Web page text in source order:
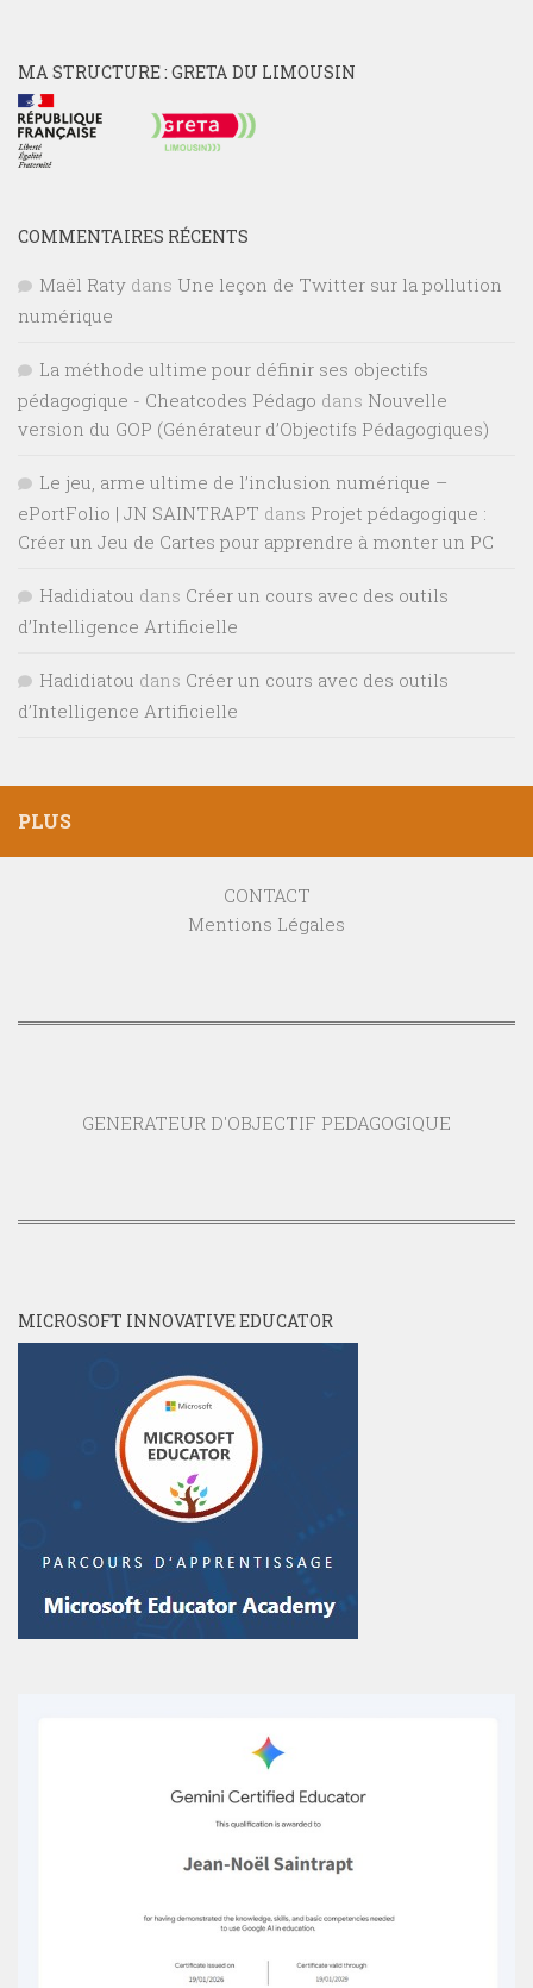
MA STRUCTURE : GRETA DU LIMOUSIN
COMMENTAIRES RÉCENTS
Maël Raty dans Une leçon de Twitter sur la pollution
numérique
La méthode ultime pour définir ses objectifs
pédagogique - Cheatcodes Pédago dans Nouvelle
version du GOP (Générateur d’Objectifs Pédagogiques)
Le jeu, arme ultime de l’inclusion numérique –
ePortFolio | JN SAINTRAPT dans Projet pédagogique :
Créer un Jeu de Cartes pour apprendre à monter un PC
Hadidiatou dans Créer un cours avec des outils
d’Intelligence Artificielle
Hadidiatou dans Créer un cours avec des outils
d’Intelligence Artificielle
PLUS
CONTACT
Mentions Légales
GENERATEUR D'OBJECTIF PEDAGOGIQUE
MICROSOFT INNOVATIVE EDUCATOR